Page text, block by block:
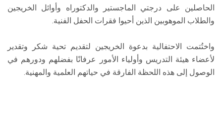
الحاصلين على درجتي الماجستير والدكتوراه وأوائل الخريجين
والطلاب الموهوبين الذين أحيوا فقرات الحفل الفنية.
واختُتمت الاحتفالية بدعوة الخريجين لتقديم تحية شكر وتقدير
لأعضاء هيئة التدريس وأولياء الأمور عرفانًا بفضلهم ودورهم في
الوصول إلى هذه اللحظة الفارقة في حياتهم العلمية والمهنية.